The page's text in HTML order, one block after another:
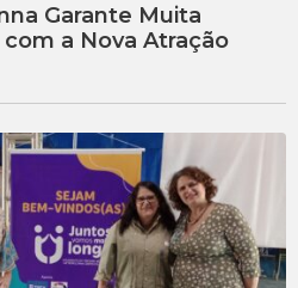
Garante Muita
a Nova Atração